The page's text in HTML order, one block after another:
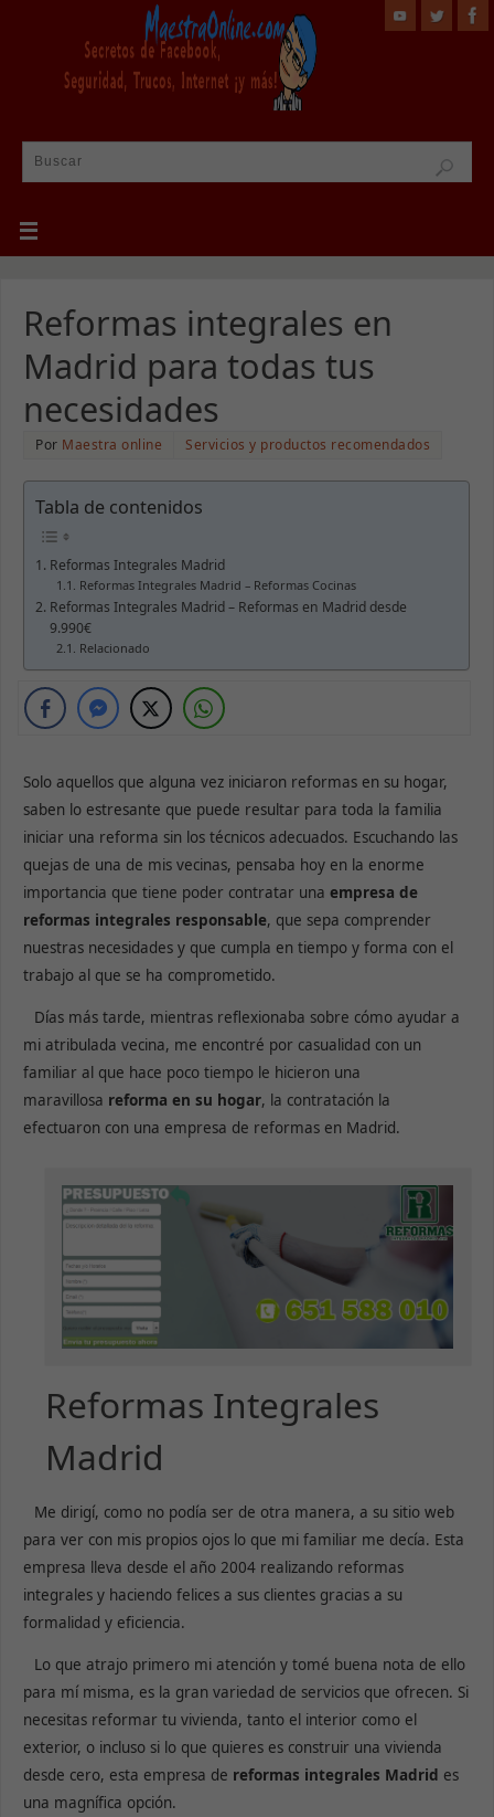
Reformas integrales en
Madrid para todas tus
necesidades
Por Maestra online Servicios y productos recomendados
Tabla de contenidos
Reformas Integrales Madrid
Reformas Integrales Madrid – Reformas Cocinas
Reformas Integrales Madrid – Reformas en Madrid desde
9.990€
Relacionado
Solo aquellos que alguna vez iniciaron reformas en su hogar,
saben lo estresante que puede resultar para toda la familia
iniciar una reforma sin los técnicos adecuados. Escuchando las
quejas de una de mis vecinas, pensaba hoy en la enorme
importancia que tiene poder contratar unaempresa de
reformas integrales responsable, que sepa comprender
nuestras necesidades y que cumpla en tiempo y forma con el
trabajo al que se ha comprometido.
Días más tarde, mientras reflexionaba sobre cómo ayudar a
mi atribulada vecina, me encontré por casualidad con un
familiar al que hace poco tiempo le hicieron una
maravillosa reforma en su hogar, la contratación la
efectuaron con una empresa de reformas en Madrid.
Reformas Integrales
Madrid
Me dirigí, como no podía ser de otra manera, a su sitio web
para ver con mis propios ojos lo que mi familiar me decía. Esta
empresa lleva desde el año 2004 realizando reformas
integrales y haciendo felices a sus clientes gracias a su
formalidad y eficiencia.
Lo que atrajo primero mi atención y tomé buena nota de ello
para mí misma, es la gran variedad de servicios que ofrecen. Si
necesitas reformar tu vivienda, tanto el interior como el
exterior, o incluso si lo que quieres es construir una vivienda
desde cero, esta empresa de reformas integrales Madrid es
una magnífica opción.